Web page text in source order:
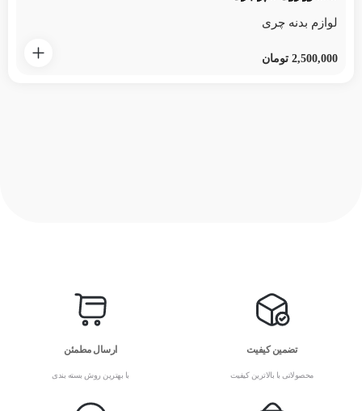
لوازم بدنه چری
2,500,000 تومان
تضمین کیفیت
محصولاتی با بالاترین کیفیت
ارسال مطمئن
با بهترین روش بسته بندی